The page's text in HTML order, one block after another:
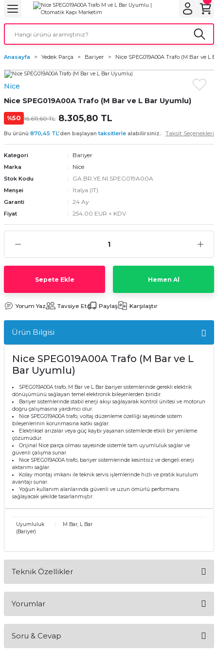
Geri Dön
Geri Dön
Motorlar
(UPS)
Geri Dön
Geri Dön
Geri Dön
Anasayfa Yedek Parça Bariyer Nice SPEG019A00A Trafo (M Bar ve L
Nice
Nice SPEG019A00A Trafo (M Bar ve L Bar Uyumlu)
%50 16.611,60 TL 8.305,80 TL
Bu ürünü 870,45 TL’den başlayantaksitlerle alabilirsiniz. Taksit Seçenekleri
Kategori Bariyer
Marka Nice
Stok Kodu GA.BR.YE.NI.SPEG019A00A
Menşei İtalya (IT)
Garanti 24 Ay
Fiyat 254,00 EUR + KDV
Sepete Ekle Hemen Al
Yorum Yaz Tavsiye Et Paylaş Karşılaştır
Ürün Bilgisi
Nice SPEG019A00A Trafo (M Bar ve L
Bar Uyumlu)
SPEG019A00A trafo, M Bar ve L Bar bariyer sistemlerinde gerekli elektrik
dönüşümünü sağlayan temel elektronik bileşenlerden biridir.
Bariyer sistemlerinde stabil enerji akışı sağlayarak kontrol ünitesi ve motorun
doğru çalışmasına yardımcı olur.
Nice SPEG019A00A trafo, voltaj düzenleme özelliği sayesinde sistem
bileşenlerinin korunmasına katkı sağlar.
Elektriksel arızalar veya güç kaybı yaşanan sistemlerde etkili bir yenileme
çözümüdür.
Orijinal Nice parça olması sayesinde sistemle tam uyumluluk sağlar ve
güvenli çalışma sunar.
Nice SPEG019A00A trafo, bariyer sistemlerinde kesintisiz ve dengeli enerji
aktarımı sağlar.
Kolay montaj imkanı ile teknik servis işlemlerinde hızlı ve pratik kurulum
avantajı sunar.
Yoğun kullanım alanlarında güvenli ve uzun ömürlü performans
sağlayacak şekilde tasarlanmıştır.
Uyumluluk
(Bariyer)
: M Bar, L Bar
Teknik Özellikler
Marka Nice
Yorumlar
Soru & Cevap